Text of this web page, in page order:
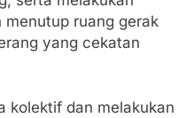
ruang gerak
yang cekatan
kolektif dan melakukan